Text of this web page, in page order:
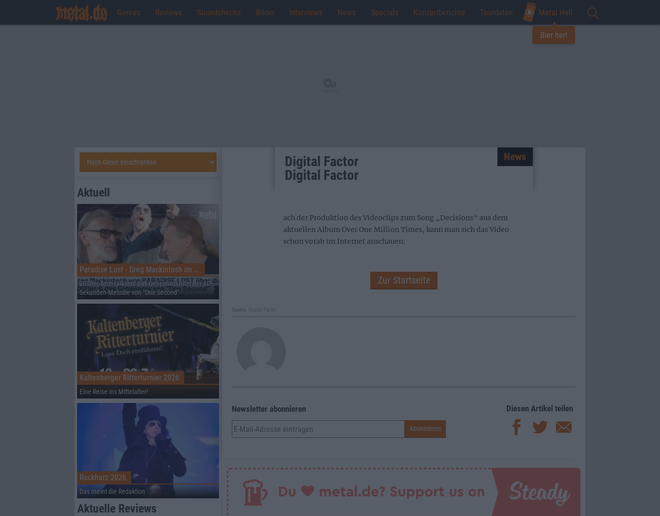
Genres Reviews Soundchecks Bilder Interviews News Specials Konzertberichte Tourdaten Metal Hell
Bier her!
Digital Factor
Digital Factor
News
ach der Produktion des Videoclips zum Song „Decisions“ aus dem
aktuellen Album Over One Million Times, kann man sich das Video
schon vorab im Internet anschauen:
Zur Startseite
Newsletter abonnieren Diesen Artikel teilen
Aktuell
Paradise Lost - Greg Mackintosh im Interview auf dem RHZ
2000er, tech-talk und das Geheimnis hiter der 10-
Sekunden-Melodie von "One Second"
Kaltenberger Ritterturnier 2026
Eine Reise ins Mittelalter!
Rockharz 2026
Das meint die Redaktion
Aktuelle Reviews